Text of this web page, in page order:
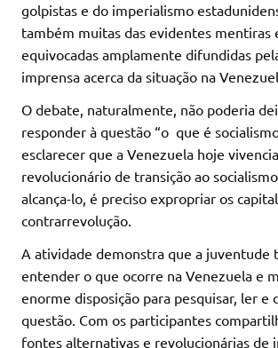
golpistas e do imperialismo
também muitas das evidentes mentiras
equivocadas amplamente difundidas
imprensa acerca da situação na
O debate, naturalmente, não poderia
responder à questão “o que é
esclarecer que a Venezuela hoje
revolucionário de transição ao
alcança-lo, é preciso expropriar os
contrarrevolução.
A atividade demonstra que a juventude
entender o que ocorre na Venezuela e
enorme disposição para pesquisar, ler e
questão. Com os participantes
fontes alternativas e revolucionárias de